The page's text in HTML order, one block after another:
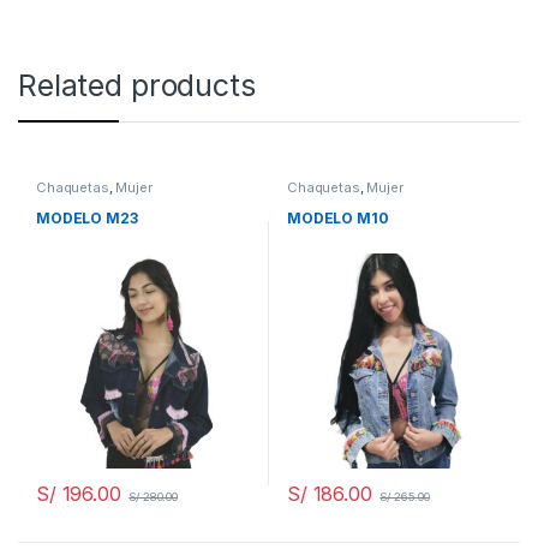
Related products
Chaquetas, Mujer
MODELO M23
S/196.00 S/280.00
Chaquetas, Mujer
MODELO M10
S/186.00 S/265.00